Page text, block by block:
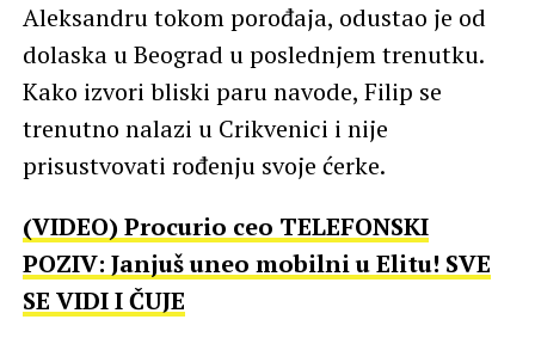
Aleksandru tokom porođaja, odustao je od
dolaska u Beograd u poslednjem trenutku.
Kako izvori bliski paru navode, Filip se
trenutno nalazi u Crikvenici i nije
prisustvovati rođenju svoje ćerke.
(VIDEO) Procurio ceo TELEFONSKI
POZIV: Janjuš uneo mobilni u Elitu! SVE
SE VIDI I ČUJE